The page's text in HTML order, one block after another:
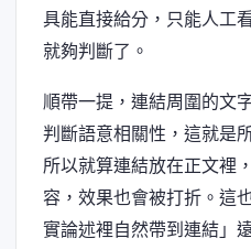
具能直接給分，只能人工
就夠判斷了。
順帶一提，連結周圍的文
判斷語意相關性，這就是
所以就算連結放在正文裡
容，效果也會被打折。這
實論述裡自然帶到連結」